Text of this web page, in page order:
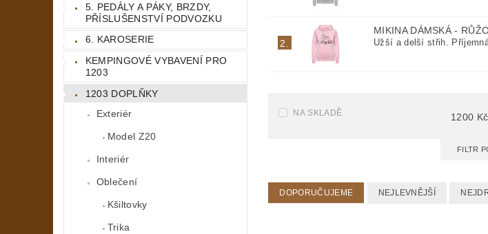
5. PEDÁLY A PÁKY, BRZDY,
PŘÍSLUŠENSTVÍ PODVOZKU
6. KAROSERIE
KEMPINGOVÉ VYBAVENÍ PRO
1203
1203 DOPLŇKY
Exteriér
Model Z20
Interiér
Oblečení
Kšiltovky
Trika
2.
MIKINA DÁMSKÁ -
Užší a delší střih.
NA SKLADĚ 1200 Kč
FILTR
DOPORUČUJEME NEJLEVNĚJŠÍ